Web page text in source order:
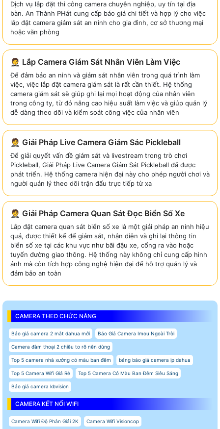
Dịch vụ lắp đặt thi công camera chuyên nghiệp, uy tín tại địa
bàn. An Thành PHát cung cấp báo giá chi tiết và hợp lý cho việc
lắp đặt camera giám sát an ninh cho gia đình, cơ sở thương mại
hoặc văn phòng
🤵 Lắp Camera Giám Sát Nhân Viên Làm Việc
Để đảm bảo an ninh và giám sát nhân viên trong quá trình làm
việc, việc lắp đặt camera giám sát là rất cần thiết. Hệ thống
camera giám sát sẽ giúp ghi lại mọi hoạt động của nhân viên
trong công ty, từ đó nâng cao hiệu suất làm việc và giúp quản lý
dễ dàng theo dõi và kiểm soát công việc của nhân viên
🤵 Giải Pháp Live Camera Giám Sác Pickleball
Để giải quyết vấn đề giám sát và livestream trong trò chơi
Pickleball, Giải Pháp Live Camera Giám Sát Pickleball đã được
phát triển. Hệ thống camera hiện đại này cho phép người chơi và
người quản lý theo dõi trận đấu trực tiếp từ xa
🤵 Giải Pháp Camera Quan Sát Đọc Biển Số Xe
Lắp đặt camera quan sát biển số xe là một giải pháp an ninh hiệu
quả, được thiết kế để giám sát, nhận diện và ghi lại thông tin
biển số xe tại các khu vực như bãi đậu xe, cổng ra vào hoặc
tuyến đường giao thông. Hệ thống này không chỉ cung cấp hình
ảnh mà còn tích hợp công nghệ hiện đại để hỗ trợ quản lý và
đảm bảo an toàn
CAMERA THEO CHỨC NĂNG
Báo giá camera 2 mắt dahua mới Báo Giá Camera Imou Ngoài Trời
Camera đàm thoại 2 chiều to rõ nên dùng
Top 5 camera nhà xưởng có màu ban đêm bảng báo giá camera ip dahua
Top 5 Camera Wifi Giá Rẻ Top 5 Camera Có Màu Ban Đêm Siêu Sáng
Báo giá camera kbvision
CAMERA KẾT NỐI WIFI
Camera Wifi Độ Phân Giải 2K Camera Wifi Visioncop